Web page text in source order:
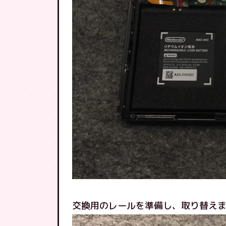
交換用のレールを準備し、取り替え